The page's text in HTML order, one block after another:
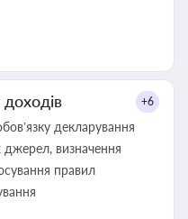
+6
декларування
джерел, визначення
правил